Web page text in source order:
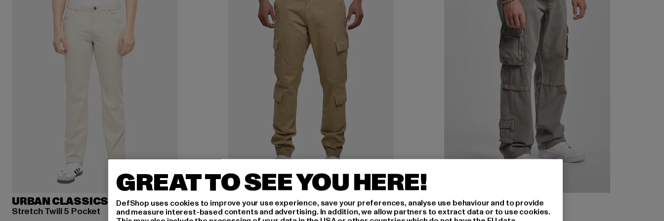
URBAN CLASSICS
Stretch Twill 5 Pocket
URBAN CLASSICS
Double Cargo Twill
DEF
Pocket
GREAT TO SEE YOU HERE!
DefShop uses cookies to improve your use experience, save your preferences, analyse use behaviour and to provide
and measure interest-based contents and advertising. In addition, we allow partners to extract data or to use cookies.